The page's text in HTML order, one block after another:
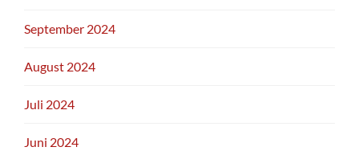
September 2024
August 2024
Juli 2024
Juni 2024